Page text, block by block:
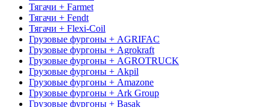
Тягачи + Farmet
Тягачи + Fendt
Тягачи + Flexi-Coil
Грузовые фургоны + AGRIFAC
Грузовые фургоны + Agrokraft
Грузовые фургоны + AGROTRUCK
Грузовые фургоны + Akpil
Грузовые фургоны + Amazone
Грузовые фургоны + Ark Group
Грузовые фургоны + Basak